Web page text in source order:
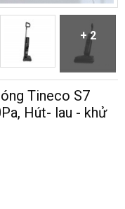
+ 2
Tineco S7
Hút- lau - khử